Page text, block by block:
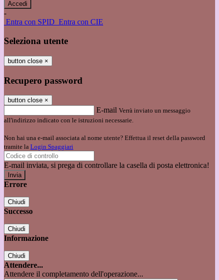
-
Entra con SPID Entra con CIE
Seleziona utente
button close ×
Recupero password
button close ×
E-mail Verrà inviato un messaggio
all'indirizzo indicato con le istruzioni necessarie.
Non hai una e-mail associata al nome utente? Effettua il reset della password
tramite la Login Spaggiari
E-mail inviata, si prega di controllare la casella di posta elettronica!
Errore
Chiudi
Successo
Chiudi
Informazione
Chiudi
Attendere...
Attendere il completamento dell'operazione...